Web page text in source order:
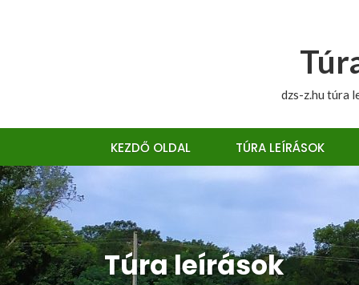
dzs-z.hu túra
KEZDŐ OLDAL TÚRA LEÍRÁSOK
Túra leírások